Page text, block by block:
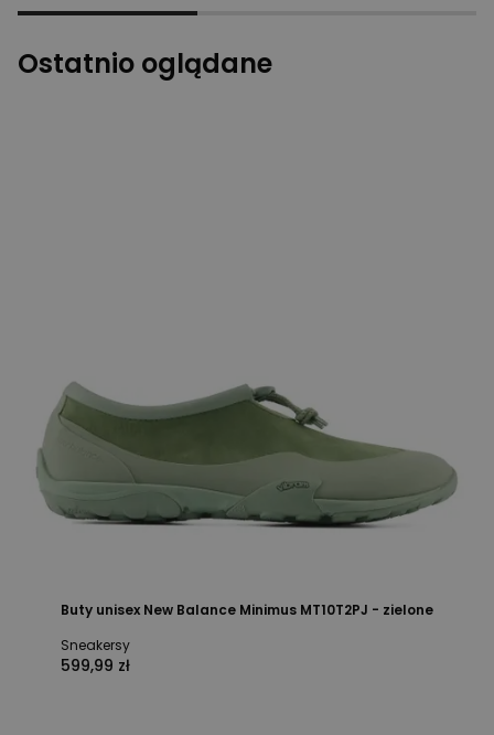
Ostatnio oglądane
Buty unisex New Balance Minimus MT10T2PJ - zielone
Sneakersy
599,99 zł